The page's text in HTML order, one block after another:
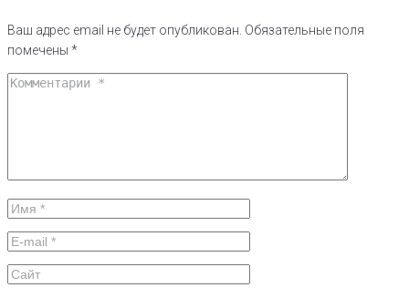
Ваш адрес email не будет опубликован. Обязательные поля
помечены *